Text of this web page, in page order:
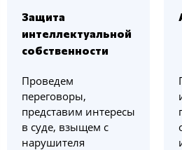
Защита
интеллектуальной
собственности
Проведем
переговоры,
представим интересы
в суде, взыщем с
нарушителя